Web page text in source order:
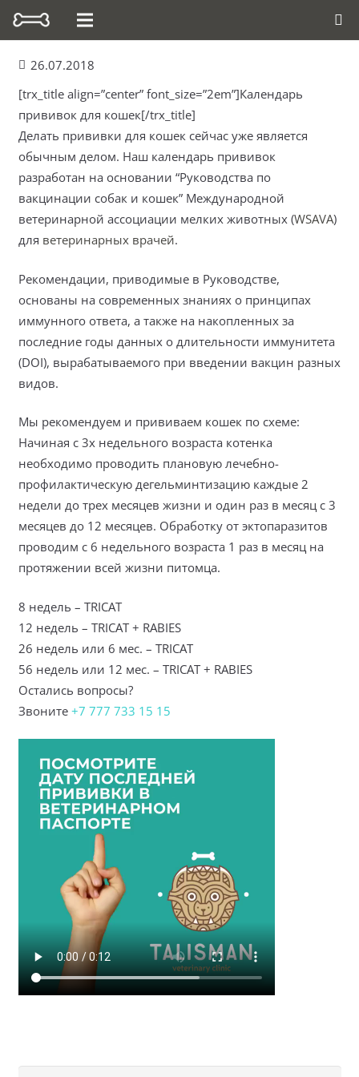
26.07.2018
[trx_title align=”center” font_size=”2em”]Календарь
прививок для кошек[/trx_title]
Делать прививки для кошек сейчас уже является
обычным делом. Наш календарь прививок
разработан на основании “Руководства по
вакцинации собак и кошек” Международной
ветеринарной ассоциации мелких животных (WSAVA)
для ветеринарных врачей.
Рекомендации, приводимые в Руководстве,
основаны на современных знаниях о принципах
иммунного ответа, а также на накопленных за
последние годы данных о длительности иммунитета
(DOI), вырабатываемого при введении вакцин разных
видов.
Мы рекомендуем и прививаем кошек по схеме:
Начиная с 3х недельного возраста котенка
необходимо проводить плановую лечебно-
профилактическую дегельминтизацию каждые 2
недели до трех месяцев жизни и один раз в месяц с 3
месяцев до 12 месяцев. Обработку от эктопаразитов
проводим с 6 недельного возраста 1 раз в месяц на
протяжении всей жизни питомца.
8 недель – TRICAT
12 недель – TRICAT + RABIES
26 недель или 6 мес. – TRICAT
56 недель или 12 мес. – TRICAT + RABIES
Остались вопросы?
Звоните +7 777 733 15 15